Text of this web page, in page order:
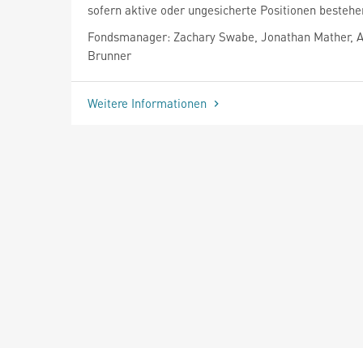
sofern aktive oder ungesicherte Positionen
Fondsmanager: Zachary Swabe, Jonathan Mather,
Brunner
Weitere Informationen